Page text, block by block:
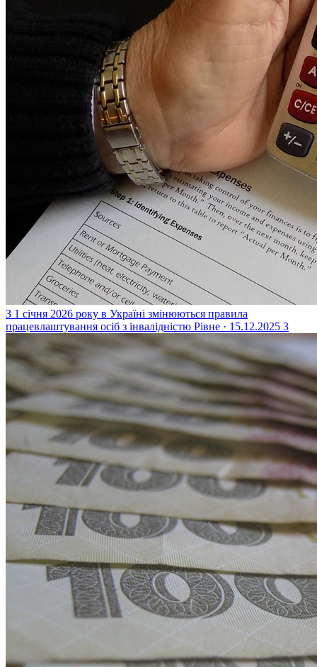
З 1 січня 2026 року в Україні змінюються правила
працевлаштування осіб з інвалідністю Рівне · 15.12.2025 3